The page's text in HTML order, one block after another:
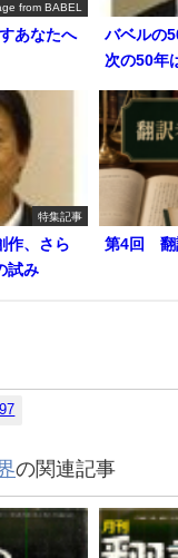
from BABEL
あなたへ
バベルの
次の50年
特集記事
作、さら
試み
第4回 翻
の関連記事